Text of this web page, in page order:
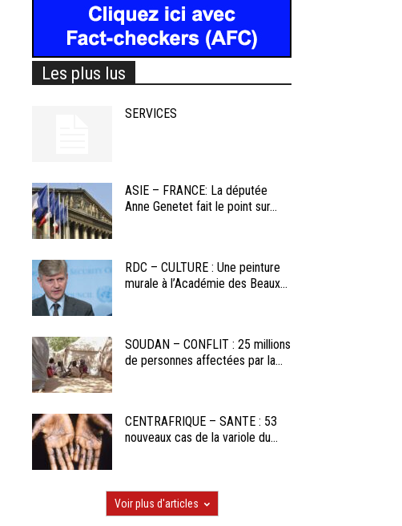
Les plus lus
SERVICES
ASIE – FRANCE: La députée
Anne Genetet fait le point sur...
RDC – CULTURE : Une peinture
murale à l’Académie des Beaux...
SOUDAN – CONFLIT : 25 millions
de personnes affectées par la...
CENTRAFRIQUE – SANTE : 53
nouveaux cas de la variole du...
Voir plus d'articles